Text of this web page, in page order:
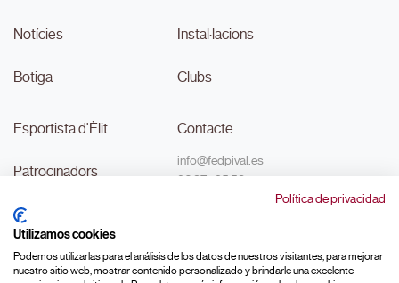
Política de privacidad
Utilizamos cookies
Podemos utilizarlas para el análisis de los datos de nuestros visitantes, para mejorar
nuestro sitio web, mostrar contenido personalizado y brindarle una excelente
Notícies
Botiga
Instal·lacions
Clubs
Esportista d'Èlit
Patrocinadors
Transparència
#MouLaPilota
Contacte
info@fedpival.es
96 374 95 58
C/Marqués de Sant Joan nº 32,